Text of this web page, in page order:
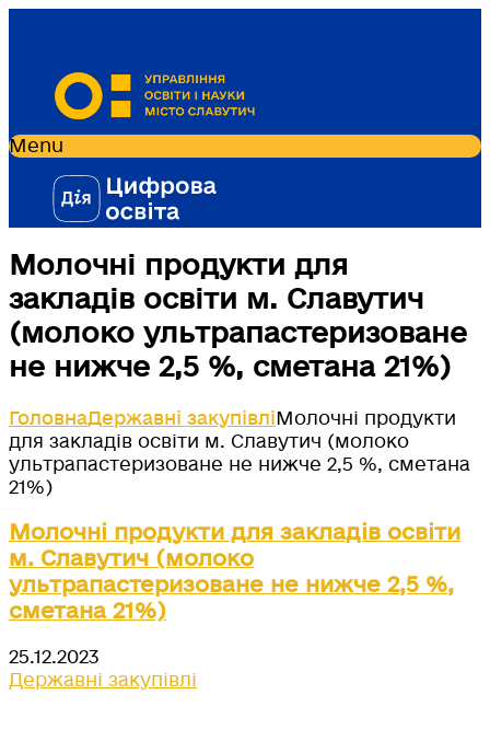
Menu
Молочні продукти для
закладів освіти м. Славутич
(молоко ультрапастеризоване
не нижче 2,5 %, сметана 21%)
ГоловнаДержавні закупівліМолочні продукти
для закладів освіти м. Славутич (молоко
ультрапастеризоване не нижче 2,5 %, сметана
21%)
Молочні продукти для закладів освіти
м. Славутич (молоко
ультрапастеризоване не нижче 2,5 %,
сметана 21%)
25.12.2023
Державні закупівлі